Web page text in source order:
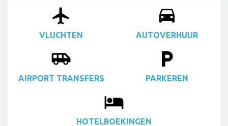
airplanemode_active
VLUCHTEN
drive_eta
AUTOVERHUUR
airport_shuttle
AIRPORT TRANSFERS
local_parking
PARKEREN
local_hotel
HOTELBOEKINGEN